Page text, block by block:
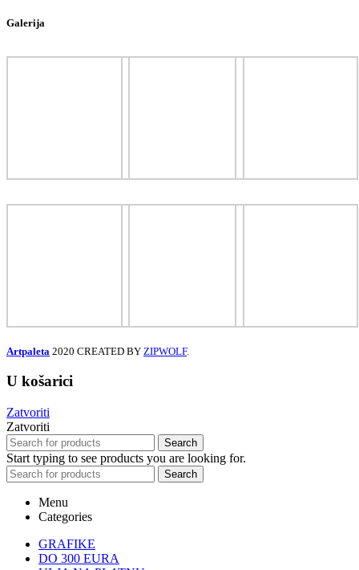
Galerija
Artpaleta 2020 CREATED BY ZIPWOLF.
U košarici
Zatvoriti
Zatvoriti
Search
Start typing to see products you are looking for.
Search
Menu
Categories
GRAFIKE
DO 300 EURA